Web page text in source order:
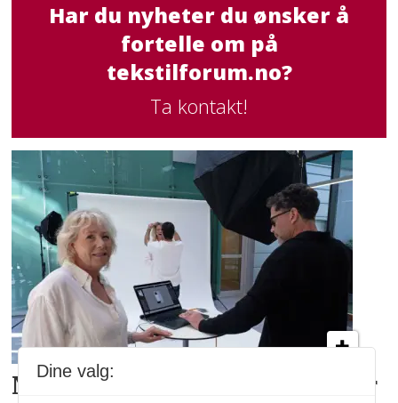
Har du nyheter du ønsker å
fortelle om på
tekstilforum.no?
Ta kontakt!
Norske Close to My Heart feirer
Dine valg: